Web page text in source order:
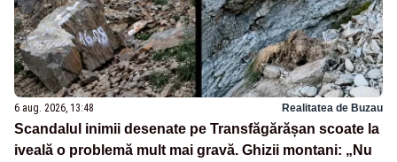
6 aug. 2026, 13:48 Realitatea de Buzau
Scandalul inimii desenate pe Transfăgărășan scoate la
iveală o problemă mult mai gravă. Ghizii montani: „Nu